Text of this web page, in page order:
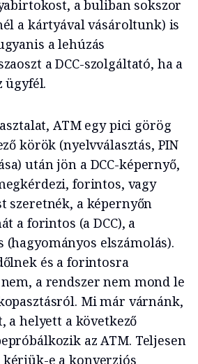
a buliban sokszor
a kártyával vásároltunk) is
a lehúzás
a DCC-szolgáltató, ha a
ügyfél.
ATM egy pici görög
körök (nyelvválasztás, PIN
után jön a DCC-képernyő,
forintos, vagy
szeretnék, a képernyőn
a forintos (a DCC), a
(hagyományos elszámolás).
és a forintosra
a rendszer nem mond le
Mi már várnánk,
a helyett a következő
az ATM. Teljesen
e a konverziós